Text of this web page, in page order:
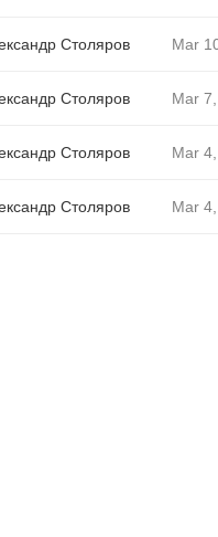
Столяров Mar
Столяров Mar
Столяров Mar
Столяров Mar